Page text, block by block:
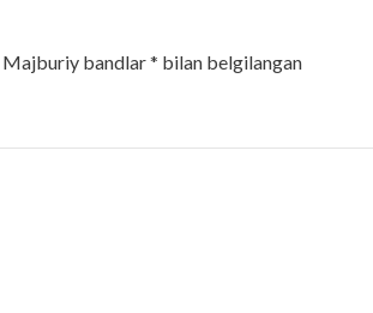
Majburiy bandlar* bilan belgilangan